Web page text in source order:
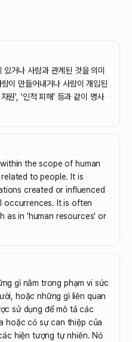
거나 사람과 관계된 것을 의미
이 만들어내거나 사람이 개입된
원', '인적 피해' 등과 같이 명사
the scope of human
to people. It is
created or influenced
occurrences. It is often
as in 'human resources' or
gì nằm trong phạm vi sức
hoặc những gì liên quan
sử dụng để mô tả các
hoặc có sự can thiệp của
hiện tượng tự nhiên. Nó